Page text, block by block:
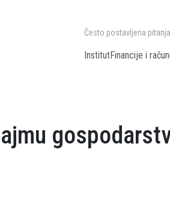
Često postavljena pitanja
InstitutFinancije i